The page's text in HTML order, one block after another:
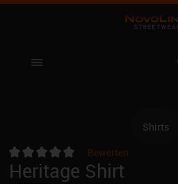
Shirts
Durchschnittliche Bewertung von 0 von
Bewerten
Heritage Shirt